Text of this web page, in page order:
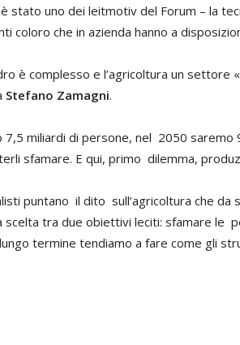
stato uno dei leitmotiv del Forum – la
coloro che in azienda hanno a
è complesso e l’agricoltura un settore
Stefano Zamagni.
7,5 miliardi di persone, nel 2050 saremo
sfamare. E qui, primo dilemma,
puntano il dito sull’agricoltura che da
scelta tra due obiettivi leciti: sfamare le
termine tendiamo a fare come gli